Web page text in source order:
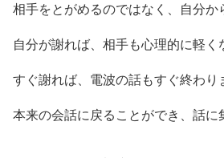
相手をとがめるのではなく、自分か
自分が謝れば、相手も心理的に軽く
すぐ謝れば、電波の話もすぐ終わり
本来の会話に戻ることができ、話に